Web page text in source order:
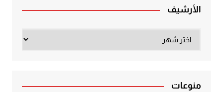
الأرشيف
منوعات